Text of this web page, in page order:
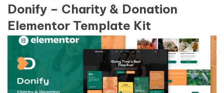
Donify – Charity & Donation
Elementor Template Kit